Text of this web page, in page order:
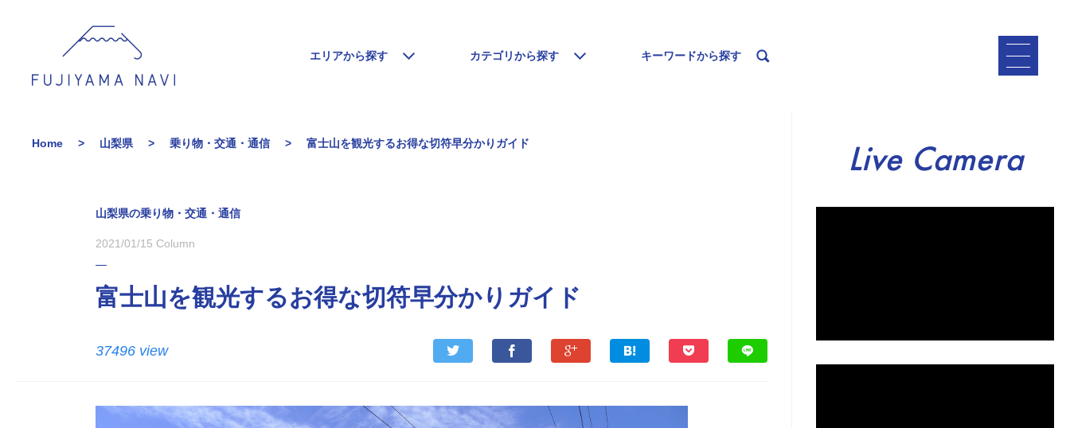
エリアから探す カテゴリから探す キーワードから探す
Home 山梨県 乗り物・交通・通信 富士山を観光するお得な切符早分かりガイド
山梨県の乗り物・交通・通信
2021/01/15 Column
富士山を観光するお得な切符早分かりガイド
37496 view
Live Camera